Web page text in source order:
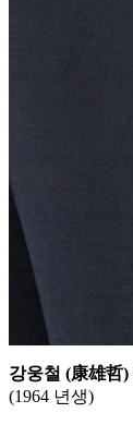
강웅철 (康雄哲)
(1964 년생)